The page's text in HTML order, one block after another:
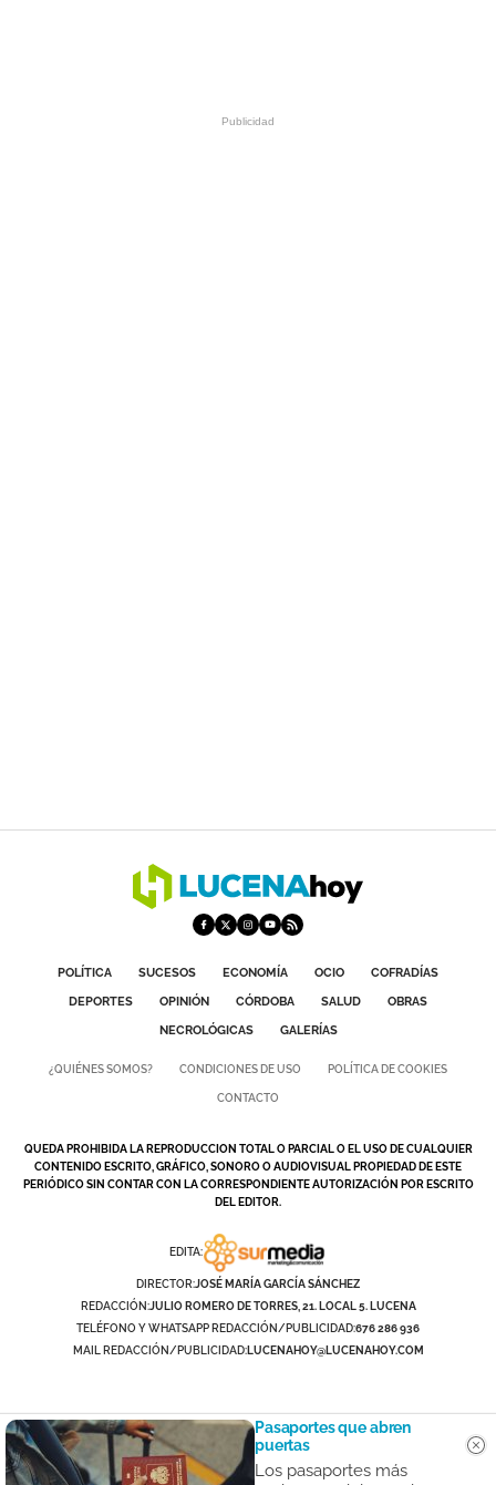
POLÍTICA SUCESOS ECONOMÍA OCIO
COFRADÍAS
DEPORTES
OPINIÓN CÓRDOBA SALUD
OBRAS
NECROLÓGICAS
GALERÍAS
¿QUIÉNES SOMOS? CONDICIONES DE USO POLÍTICA DE COOKIES
CONTACTO
QUEDA PROHIBIDA LA REPRODUCCION TOTAL O PARCIAL O EL USO DE CUALQUIER
CONTENIDO ESCRITO, GRÁFICO, SONORO O AUDIOVISUAL PROPIEDAD DE ESTE
PERIÓDICO SIN CONTAR CON LA CORRESPONDIENTE AUTORIZACIÓN POR ESCRITO
DEL EDITOR.
EDITA:
DIRECTOR:JOSÉ MARÍA GARCÍA SÁNCHEZ
REDACCIÓN:JULIO ROMERO DE TORRES, 21. LOCAL 5. LUCENA
TELÉFONO Y WHATSAPP REDACCIÓN/PUBLICIDAD:676 286 936
MAIL REDACCIÓN/PUBLICIDAD:LUCENAHOY@LUCENAHOY.COM
Pasaportes que abren
puertas
Los pasaportes más